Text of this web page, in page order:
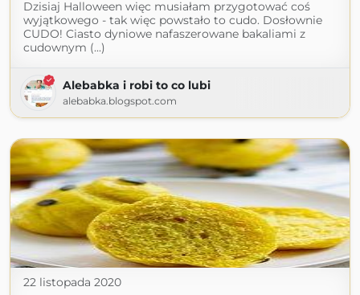
Dzisiaj Halloween więc musiałam przygotować coś
wyjątkowego - tak więc powstało to cudo. Dosłownie
CUDO! Ciasto dyniowe nafaszerowane bakaliami z
cudownym (...)
Alebabka i robi to co lubi
alebabka.blogspot.com
22 listopada 2020